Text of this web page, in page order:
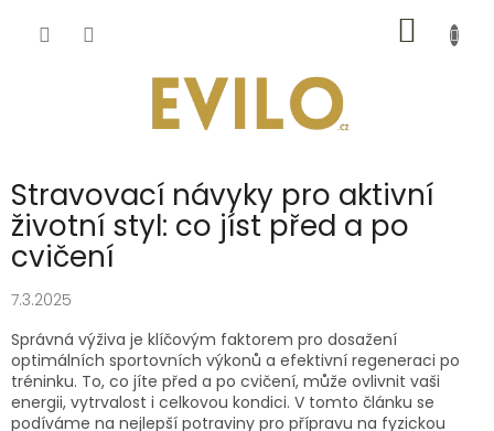
KOŠÍK
Stravovací návyky pro aktivní
životní styl: co jíst před a po
cvičení
7.3.2025
Správná výživa je klíčovým faktorem pro dosažení
optimálních sportovních výkonů a efektivní regeneraci po
tréninku. To, co jíte před a po cvičení, může ovlivnit vaši
energii, vytrvalost i celkovou kondici. V tomto článku se
podíváme na nejlepší potraviny pro přípravu na fyzickou